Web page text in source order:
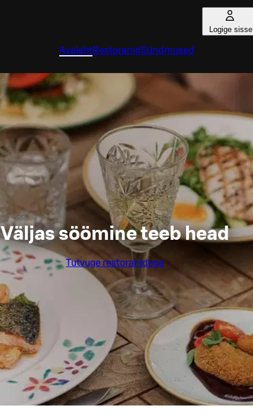
Logige sisse
AvalehtRestoranidSündmused
Väljas söömine teeb head
Tutvuge restoranidega